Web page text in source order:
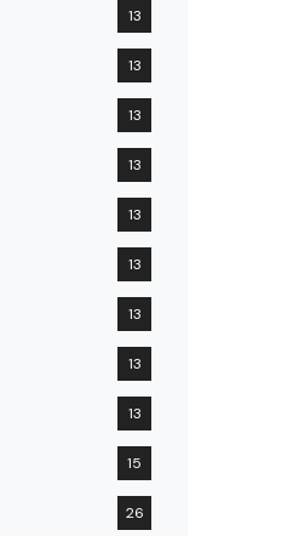
13
13
13
13
13
13
13
13
13
15
26